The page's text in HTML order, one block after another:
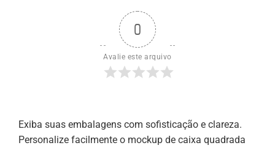
0
Avalie este arquivo
Exiba suas embalagens com sofisticação e clareza.
Personalize facilmente o mockup de caixa quadrada